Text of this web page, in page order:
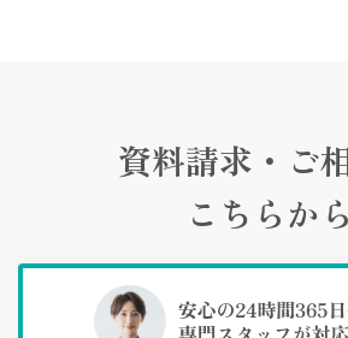
資料請求・ご
こちらから